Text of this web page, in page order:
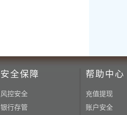
安全保障
风控安全
银行存管
帮助中心
充值提现
账户安全